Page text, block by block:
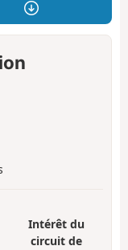
Intérêt du
circuit de